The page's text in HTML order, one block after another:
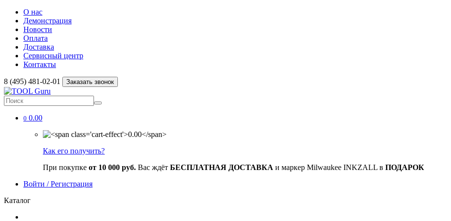
О нас
Демонстрация
Новости
Оплата
Доставка
Сервисный центр
Контакты
8 (495) 481-02-01 Заказать звонок
0 0.00
Как его получить?
При покупке от 10 000 руб. Вас ждёт БЕСПЛАТНАЯ ДОСТАВКА и маркер Milwaukee INKZALL в ПОДАРОК
Войти / Регистрация
Каталог